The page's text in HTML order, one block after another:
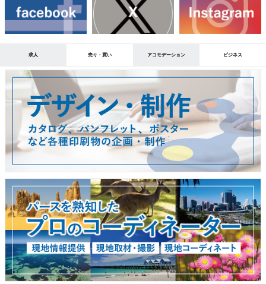
求人 売り・買い アコモデーション ビジネス